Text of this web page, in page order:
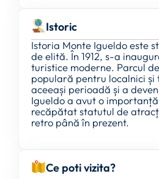
Istoric
Istoria Monte Igueldo este
de elită. În 1912, s-a
turistice moderne. Parcul
populară pentru localnici
aceeași perioadă și a
Igueldo a avut o
recăpătat statutul de
retro până în prezent.
Ce poti vizita?